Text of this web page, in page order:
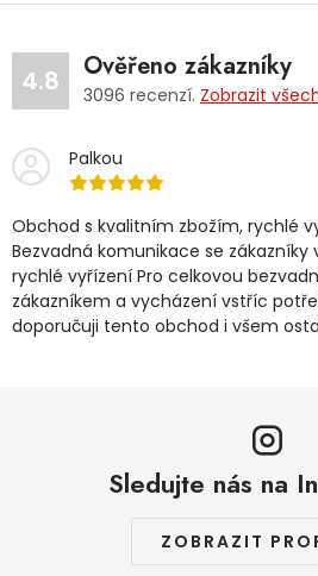
4.8 Ověřeno zákazníky
3096 recenzí. Zobrazit
Palkou
Obchod s kvalitním zbožím, rychlé
Bezvadná komunikace se
rychlé vyřízení Pro celkovou
zákazníkem a vycházení vstříc
doporučuji tento obchod i všem
Sledujte nás na
ZOBRAZIT